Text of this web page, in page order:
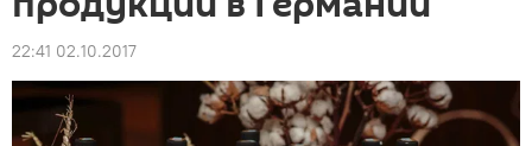
22:41 02.10.2017